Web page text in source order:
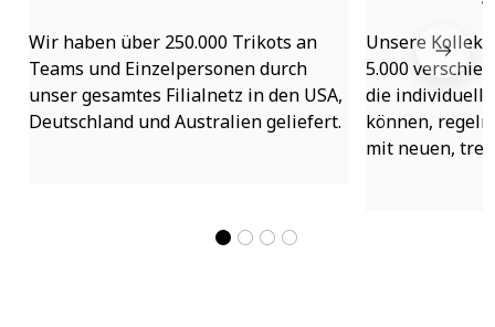
Wir haben über 250.000 Trikots an
Teams und Einzelpersonen durch
unser gesamtes Filialnetz in den USA,
Deutschland und Australien geliefert.
Unsere
5.000
die individuell
können,
mit neuen,